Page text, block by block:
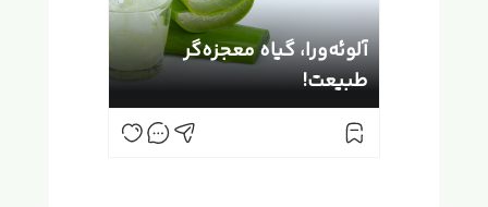
آلوئه‌ورا، گیاه معجزه‌گر
طبیعت!